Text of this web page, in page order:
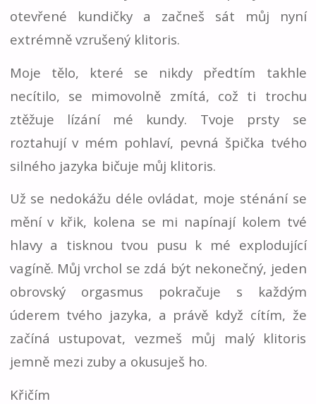
otevřené kundičky a začneš sát můj nyní
extrémně vzrušený klitoris.
Moje tělo, které se nikdy předtím takhle
necítilo, se mimovolně zmítá, což ti trochu
ztěžuje lízání mé kundy. Tvoje prsty se
roztahují v mém pohlaví, pevná špička tvého
silného jazyka bičuje můj klitoris.
Už se nedokážu déle ovládat, moje sténání se
mění v křik, kolena se mi napínají kolem tvé
hlavy a tisknou tvou pusu k mé explodující
vagíně. Můj vrchol se zdá být nekonečný, jeden
obrovský orgasmus pokračuje s každým
úderem tvého jazyka, a právě když cítím, že
začíná ustupovat, vezmeš můj malý klitoris
jemně mezi zuby a okusuješ ho.
Křičím